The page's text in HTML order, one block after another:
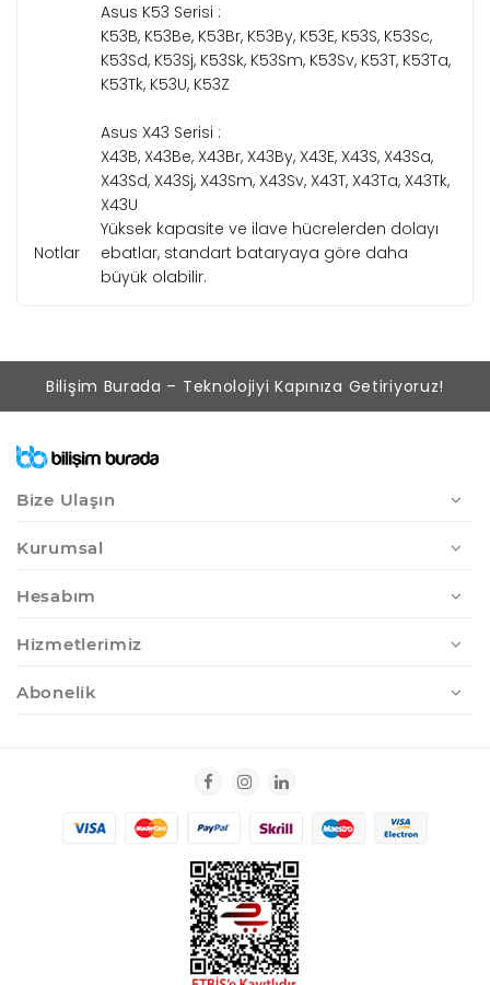
Asus K53 Serisi :
K53B, K53Be, K53Br, K53By, K53E, K53S, K53Sc,
K53Sd, K53Sj, K53Sk, K53Sm, K53Sv, K53T, K53Ta,
K53Tk, K53U, K53Z
Asus X43 Serisi :
X43B, X43Be, X43Br, X43By, X43E, X43S, X43Sa,
X43Sd, X43Sj, X43Sm, X43Sv, X43T, X43Ta, X43Tk,
X43U
Notlar
Yüksek kapasite ve ilave hücrelerden dolayı
ebatlar, standart bataryaya göre daha
büyük olabilir.
Bilişim Burada – Teknolojiyi Kapınıza Getiriyoruz!
Bize Ulaşın
Kurumsal
Hesabım
Hizmetlerimiz
Abonelik